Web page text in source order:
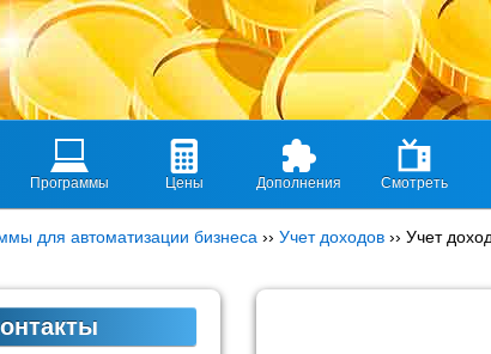
Программы Цены Дополнения Смотреть
для автоматизации бизнеса ›› Учет доходов ›› Учет